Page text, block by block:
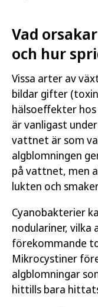
Vad
och hur
Vissa arter av
bildar gifter
hälsoeffekter hos
är vanligast
vattnet är som
algblomningen
på vattnet, men
lukten och
Cyanobakterier
nodulariner, vilka
förekommande
Mikrocystiner
algblomningar
hittills bara